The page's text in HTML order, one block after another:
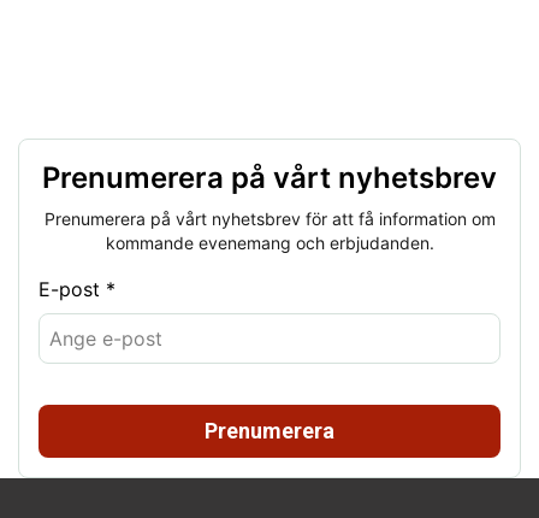
Prenumerera på vårt nyhetsbrev
Prenumerera på vårt nyhetsbrev för att få information om
kommande evenemang och erbjudanden.
E-post *
Prenumerera